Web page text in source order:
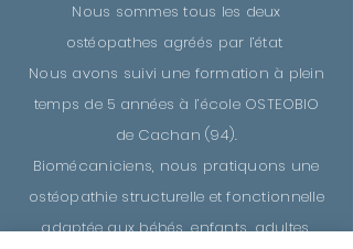
Nous sommes tous les deux
ostéopathes agréés par l’état
Nous avons suivi une formation à plein
temps de 5 années à l’école OSTEOBIO
de Cachan (94).
Biomécaniciens, nous pratiquons une
ostéopathie structurelle et fonctionnelle
adaptée aux bébés, enfants, adultes,